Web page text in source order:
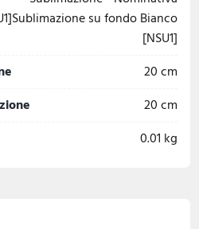
su fondo Bianco
[NSU1]
20 cm
20 cm
0.01 kg